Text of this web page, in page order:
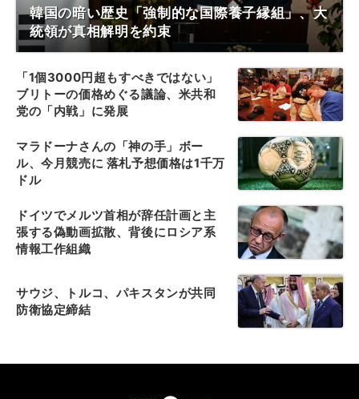
韓国の暗い歴史「強制的な国際養子縁組」、大
統領が真相解明を約束
「1個3000円超もすべきではない」
ブリトーの価格めぐる議論、米共和
党の「内戦」に発展
マラドーナさんの「神の手」ボー
ル、今月競売に 落札予想価格は1千万
ドル
ドイツでメルツ首相が辞任計画と主
張する偽動画拡散、背後にロシア系
情報工作組織
サウジ、トルコ、パキスタンが共同
防衛協定締結